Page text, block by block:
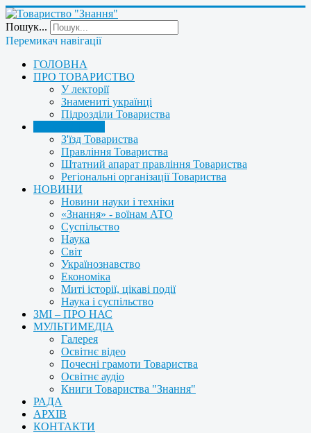
Пошук...
Перемикач навігації
ГОЛОВНА
ПРО ТОВАРИСТВО
У лекторії
Знамениті українці
Підрозділи Товариства
З'їзд Товариства
Правління Товариства
Штатний апарат правління Товариства
Регіональні організації Товариства
НОВИНИ
Новини науки і техніки
«Знання» - воїнам АТО
Суспільство
Наука
Світ
Українознавство
Економіка
Миті історії, цікаві події
Наука і суспільство
ЗМІ – ПРО НАС
МУЛЬТИМЕДІА
Галерея
Освітнє відео
Почесні грамоти Товариства
Освітнє аудіо
Книги Товариства "Знання"
РАДА
АРХІВ
КОНТАКТИ